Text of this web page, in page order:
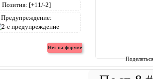
Позитив: [+11/-2]
Предупреждение: